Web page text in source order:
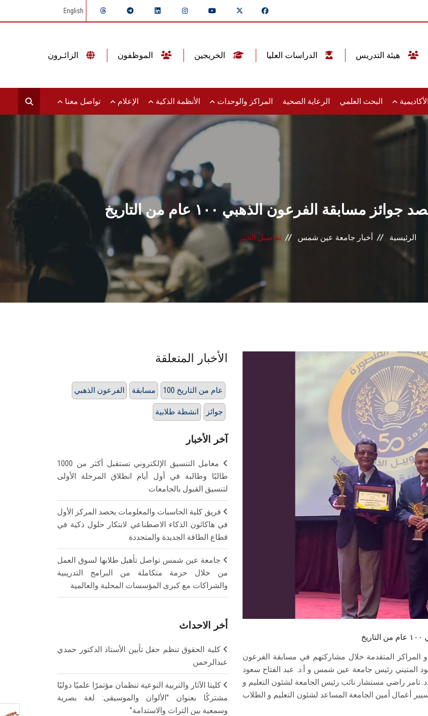
English
البحث العلمي الرعاية الصحية المراكز والوحدات الأنظمة الذكية الإعلام تواصل معنا
الفرعون الذهبي ١٠٠ عام من التاريخ
الرئيسية أخبار جامعة عين شمس تفاصيل الخبر
المتقدمة خلال مشاركتهم في مسابقة الفرعون
محمود المتيني رئيس جامعة عين شمس و أ.د. عبد الفتاح سعود
تامر راضي مستشار نائب رئيس الجامعة لشئون التعليم و
أعمال أمين الجامعة المساعد لشئون التعليم و الطلاب
الأخبار المتعلقة
الفرعون الذهبي مسابقة 100 عام من التاريخ
انشطة طلابية جوائز
آخر الأخبار
معامل التنسيق الإلكتروني تستقبل أكثر من 1000
طالبًا وطالبة في أول أيام انطلاق المرحلة الأولى
لتنسيق القبول بالجامعات
فريق كلية الحاسبات والمعلومات يحصد المركز الأول
في هاكاثون الذكاء الاصطناعي لابتكار حلول ذكية في
قطاع الطاقة الجديدة والمتجددة
جامعة عين شمس تواصل تأهيل طلابها لسوق العمل
من خلال حزمة متكاملة من البرامج التدريبية
والشراكات مع كبرى المؤسسات المحلية والعالمية
أخر الاحداث
كلية الحقوق تنظم حفل تأبين الأستاذ الدكتور حمدي
عبدالرحمن
كليتا الآثار والتربية النوعية تنظمان مؤتمرًا علميًا دوليًا
مشتركًا بعنوان "الألوان والموسيقى: لغة بصرية
وسمعية بين التراث والاستدامة"